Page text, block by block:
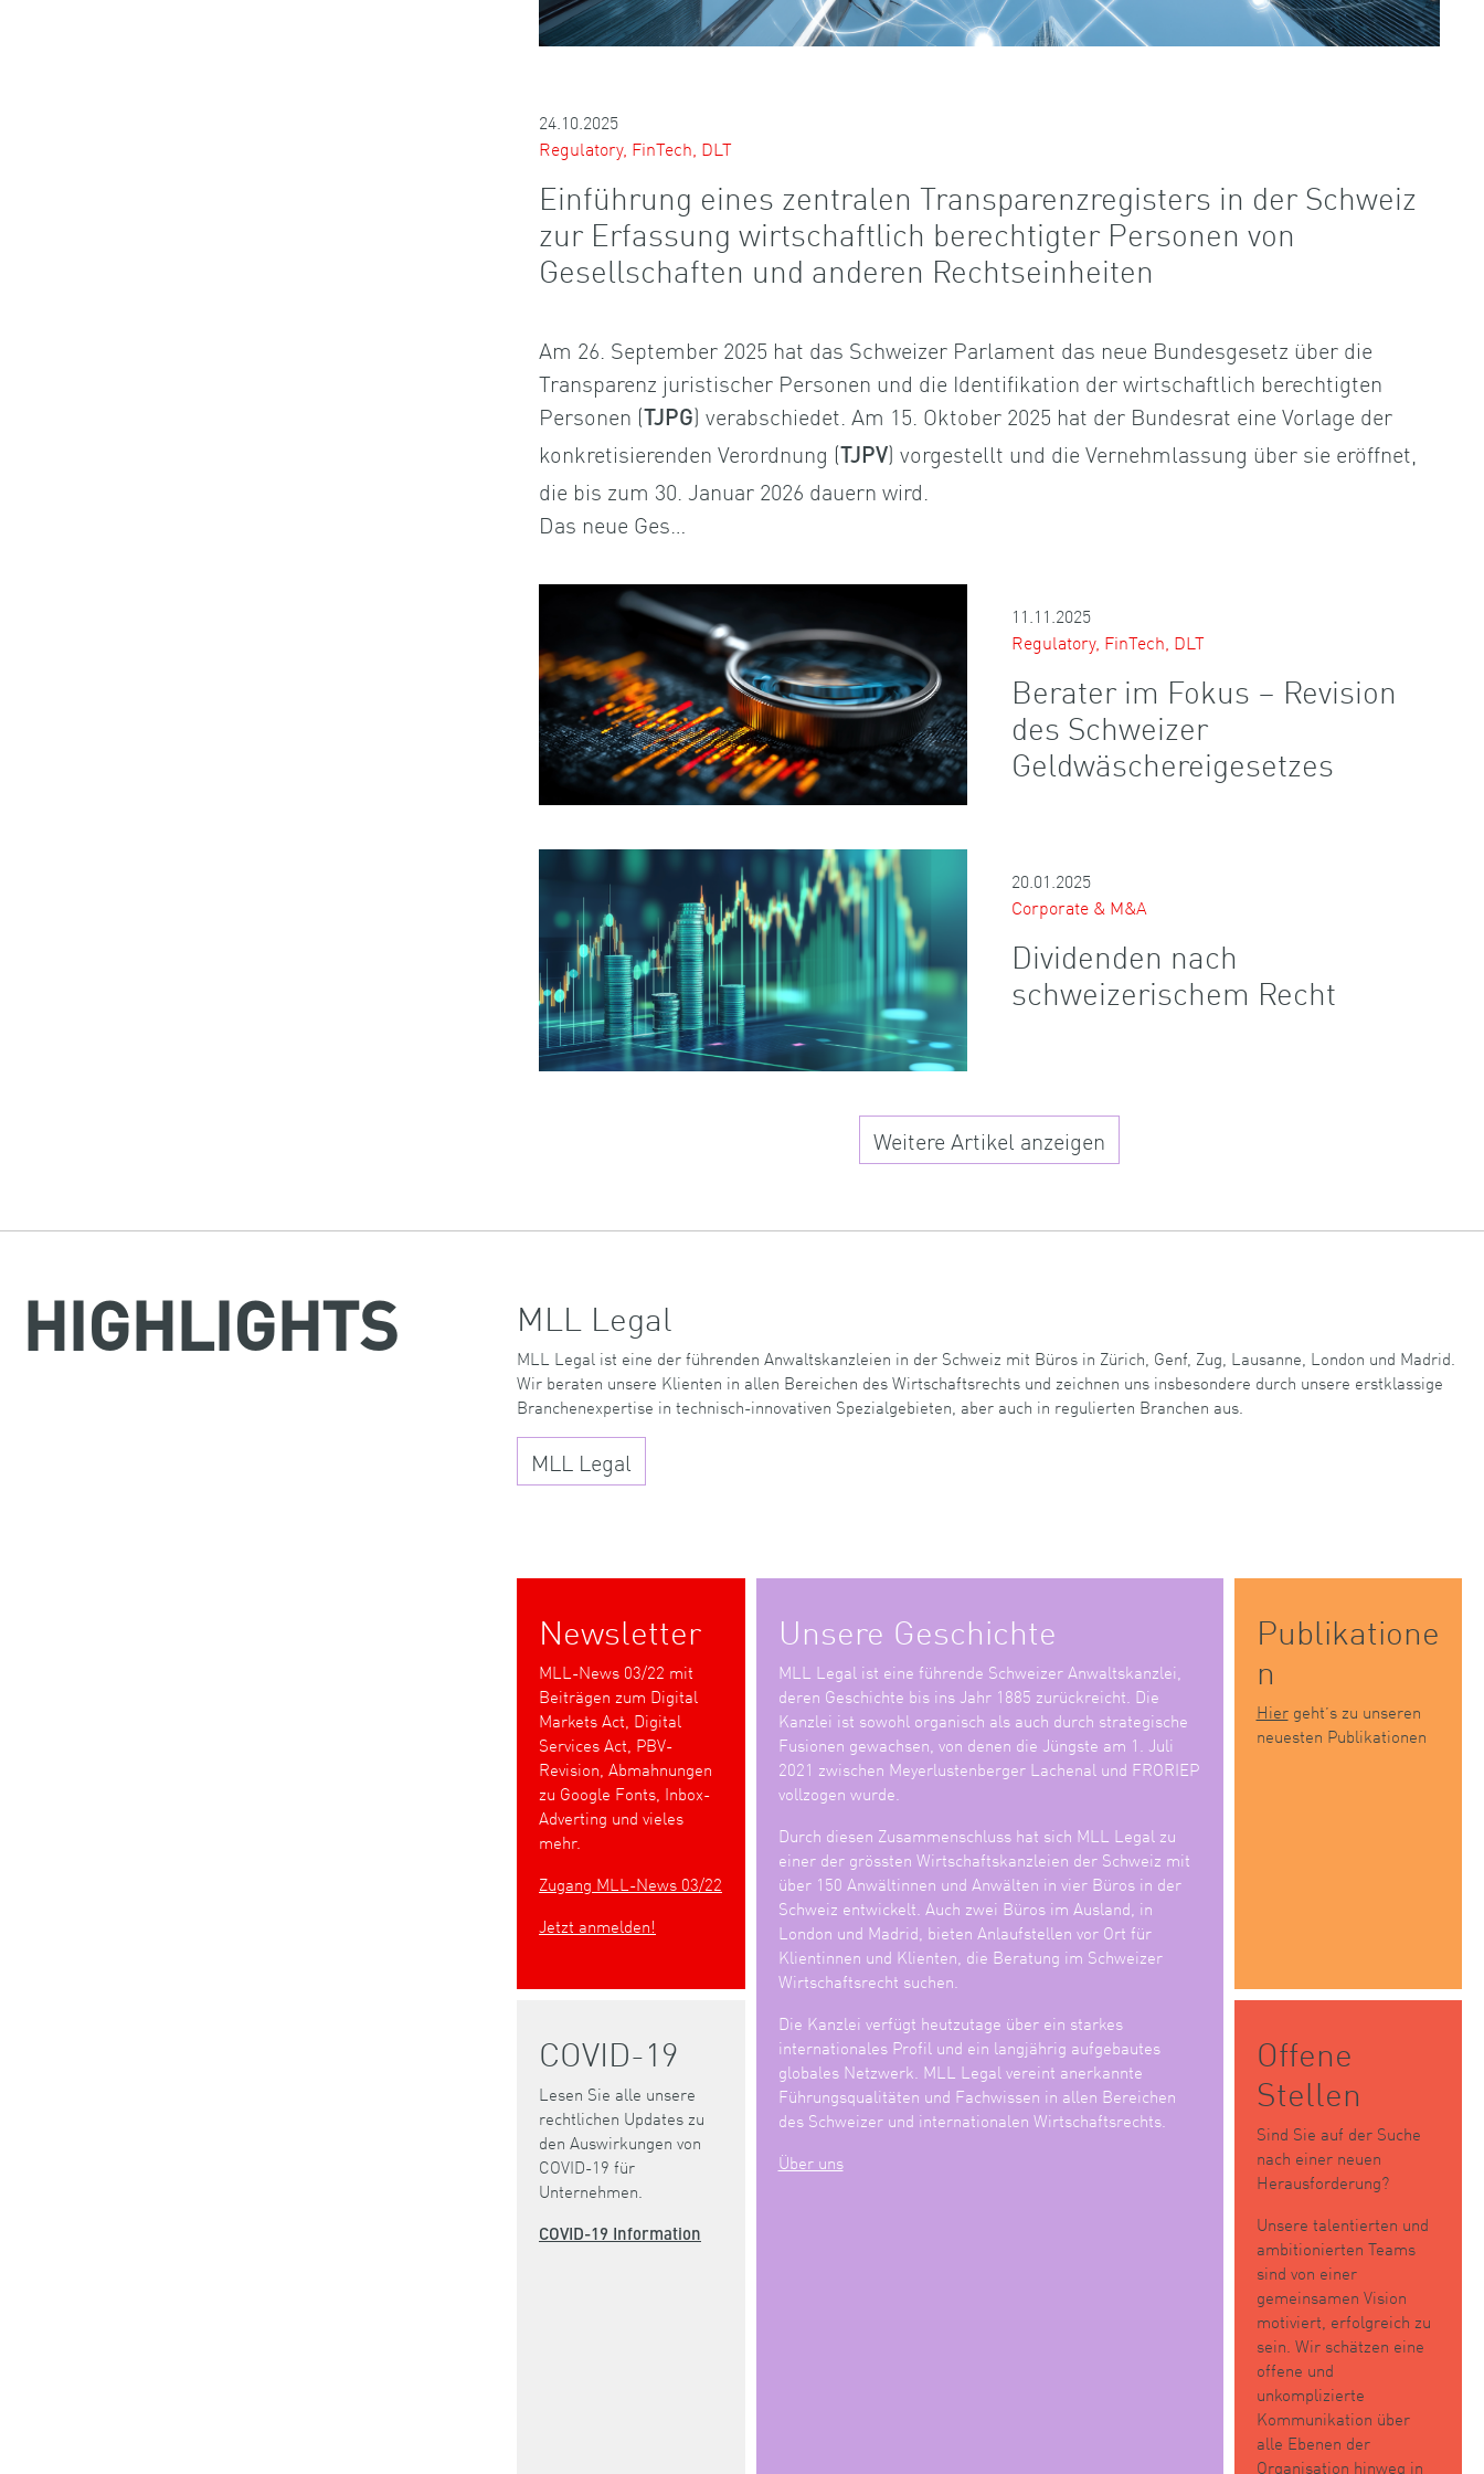
24.10.2025
Regulatory, FinTech, DLT
Einführung eines zentralen Transparenzregisters in der Schweiz
zur Erfassung wirtschaftlich berechtigter Personen von
Gesellschaften und anderen Rechtseinheiten
Am 26. September 2025 hat das Schweizer Parlament das neue Bundesgesetz über die
Transparenz juristischer Personen und die Identifikation der wirtschaftlich berechtigten
Personen ( TJPG) verabschiedet. Am 15. Oktober 2025 hat der Bundesrat eine Vorlage der
konkretisierenden Verordnung ( TJPV) vorgestellt und die Vernehmlassung über sie eröffnet,
die bis zum 30. Januar 2026 dauern wird.
Das neue Ges…
11.11.2025
Regulatory, FinTech, DLT
Berater im Fokus – Revision
des Schweizer
Geldwäschereigesetzes
20.01.2025
Corporate & M&A
Dividenden nach
schweizerischem Recht
Weitere Artikel anzeigen
HIGHLIGHTS MLL Legal
MLL Legal ist eine der führenden Anwaltskanzleien in der Schweiz mit Büros in Zürich, Genf, Zug, Lausanne, London und Madrid.
Wir beraten unsere Klienten in allen Bereichen des Wirtschaftsrechts und zeichnen uns insbesondere durch unsere erstklassige
Branchenexpertise in technisch-innovativen Spezialgebieten, aber auch in regulierten Branchen aus.
MLL Legal
Newsletter
MLL-News 03/22 mit
Beiträgen zum Digital
Markets Act, Digital
Services Act, PBV-
Revision, Abmahnungen
zu Google Fonts, Inbox-
Adverting und vieles
mehr.
Zugang MLL-News 03/22
Jetzt anmelden!
Unsere Geschichte
MLL Legal ist eine führende Schweizer Anwaltskanzlei,
deren Geschichte bis ins Jahr 1885 zurückreicht. Die
Kanzlei ist sowohl organisch als auch durch strategische
Fusionen gewachsen, von denen die Jüngste am 1. Juli
2021 zwischen Meyerlustenberger Lachenal und FRORIEP
vollzogen wurde.
Durch diesen Zusammenschluss hat sich MLL Legal zu
einer der grössten Wirtschaftskanzleien der Schweiz mit
über 150 Anwältinnen und Anwälten in vier Büros in der
Schweiz entwickelt. Auch zwei Büros im Ausland, in
London und Madrid, bieten Anlaufstellen vor Ort für
Klientinnen und Klienten, die Beratung im Schweizer
Wirtschaftsrecht suchen.
Die Kanzlei verfügt heutzutage über ein starkes
internationales Profil und ein langjährig aufgebautes
globales Netzwerk. MLL Legal vereint anerkannte
Führungsqualitäten und Fachwissen in allen Bereichen
des Schweizer und internationalen Wirtschaftsrechts.
Über uns
Publikatione
n
Hiergeht’s zu unseren
neuesten Publikationen
COVID-19
Lesen Sie alle unsere
rechtlichen Updates zu
den Auswirkungen von
COVID-19 für
Unternehmen.
COVID-19 Information
Offene
Stellen
Sind Sie auf der Suche
nach einer neuen
Herausforderung?
Unsere talentierten und
ambitionierten Teams
sind von einer
gemeinsamen Vision
motiviert, erfolgreich zu
sein. Wir schätzen eine
offene und
unkomplizierte
Kommunikation über
alle Ebenen der
Organisation hinweg in